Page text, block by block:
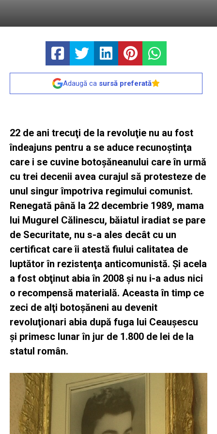
Adaugă ca sursă preferată
22 de ani trecuţi de la revoluţie nu au fost
îndeajuns pentru a se aduce recunoştinţa
care i se cuvine botoşăneanului care în urmă
cu trei decenii avea curajul să protesteze de
unul singur împotriva regimului comunist.
Renegată până la 22 decembrie 1989, mama
lui Mugurel Călinescu, băiatul iradiat se pare
de Securitate, nu s-a ales decât cu un
certificat care îi atestă fiului calitatea de
luptător în rezistenţa anticomunistă. Şi acela
a fost obţinut abia în 2008 şi nu i-a adus nici
o recompensă materială. Aceasta în timp ce
zeci de alţi botoşăneni au devenit
revoluţionari abia după fuga lui Ceauşescu
şi primesc lunar în jur de 1.800 de lei de la
statul român.